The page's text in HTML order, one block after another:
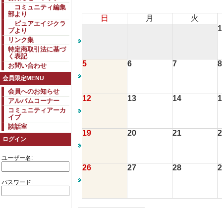
コミュニティ編集
部より
ピュアエイジクラ
ブより
リンク集
特定商取引法に基づ
く表記
お問い合わせ
会員限定MENU
会員へのお知らせ
アルバムコーナー
コミュニティアーカ
イブ
談話室
ログイン
ユーザー名:
パスワード:
日 月
火
1
5 6 7 8
12 13 14
19 20 21
26 27 28